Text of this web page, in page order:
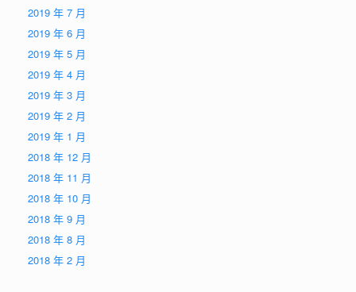
2019 年 7 月
2019 年 6 月
2019 年 5 月
2019 年 4 月
2019 年 3 月
2019 年 2 月
2019 年 1 月
2018 年 12 月
2018 年 11 月
2018 年 10 月
2018 年 9 月
2018 年 8 月
2018 年 2 月